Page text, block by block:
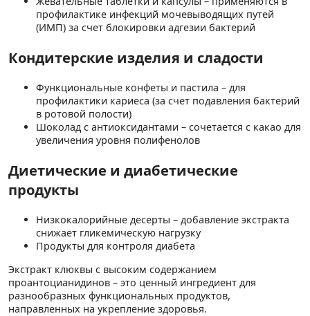
профилактике инфекций мочевыводящих путей
(ИМП) за счет блокировки адгезии бактерий
Кондитерские изделия и сладости
Функциональные конфеты и пастила – для
профилактики кариеса (за счет подавления бактерий
в ротовой полости)
Шоколад с антиоксидантами – сочетается с какао для
увеличения уровня полифенолов
Диетические и диабетические
продукты
Низкокалорийные десерты – добавление экстракта
снижает гликемическую нагрузку
Продукты для контроля диабета
Экстракт клюквы с высоким содержанием
проантоцианидинов – это ценный ингредиент для
разнообразных функциональных продуктов,
направленных на укрепление здоровья.